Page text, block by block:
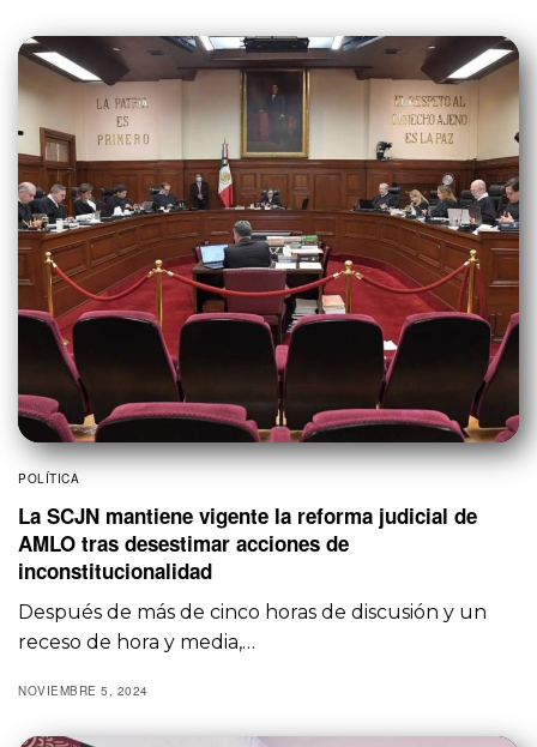
POLÍTICA
La SCJN mantiene vigente la reforma judicial de
AMLO tras desestimar acciones de
inconstitucionalidad
Después de más de cinco horas de discusión y un
receso de hora y media,…
NOVIEMBRE 5, 2024